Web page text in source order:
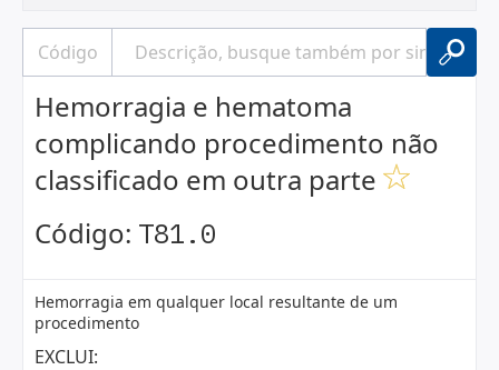
Hemorragia e hematoma
complicando procedimento não
classificado em outra parte
Código: T81.0
Hemorragia em qualquer local resultante de um
procedimento
EXCLUI: